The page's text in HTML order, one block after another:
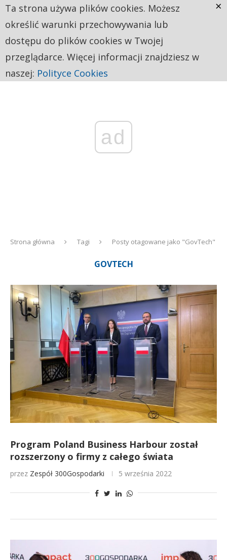
ad
Strona główna Tagi Posty otagowane jako "GovTech"
GOVTECH
Program Poland Business Harbour został
rozszerzony o firmy z całego świata
przez Zespół 300Gospodarki 5 września 2022
Ta strona używa plików cookies. Możesz
określić warunki przechowywania lub
dostępu do plików cookies w Twojej
przeglądarce. Więcej informacji znajdziesz w
naszej: Polityce Cookies
×